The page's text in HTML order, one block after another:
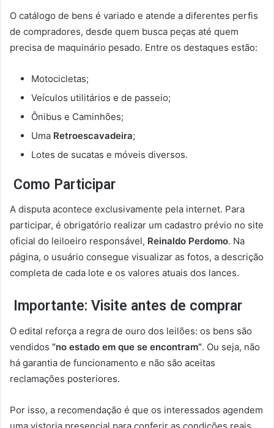
O catálogo de bens é variado e atende a diferentes perfis
de compradores, desde quem busca peças até quem
precisa de maquinário pesado. Entre os destaques estão:
Motocicletas;
Veículos utilitários e de passeio;
Ônibus e Caminhões;
Uma Retroescavadeira;
Lotes de sucatas e móveis diversos.
Como Participar
A disputa acontece exclusivamente pela internet. Para
participar, é obrigatório realizar um cadastro prévio no site
oficial do leiloeiro responsável, Reinaldo Perdomo. Na
página, o usuário consegue visualizar as fotos, a descrição
completa de cada lote e os valores atuais dos lances.
Importante: Visite antes de comprar
O edital reforça a regra de ouro dos leilões: os bens são
vendidos “no estado em que se encontram”. Ou seja, não
há garantia de funcionamento e não são aceitas
reclamações posteriores.
Por isso, a recomendação é que os interessados agendem